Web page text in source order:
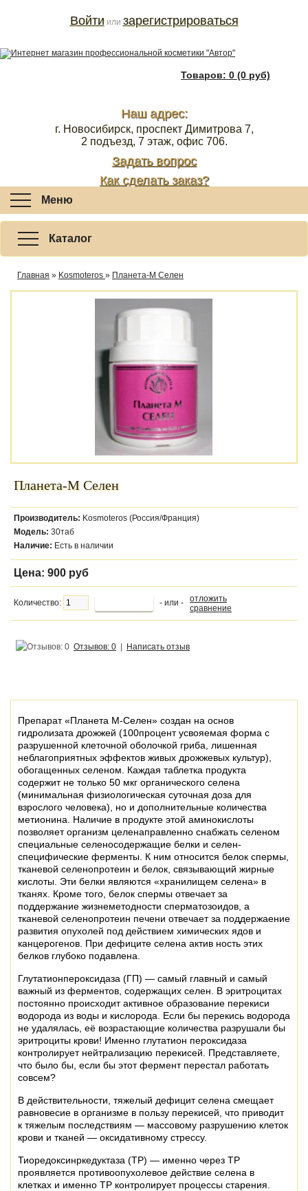
Товаров: 0 (0 руб)
Наш адрес:
г. Новосибирск, проспект Димитрова 7,
2 подъезд, 7 этаж, офис 706.
Задать вопрос
Как сделать заказ?
Войти или зарегистрироваться
Меню
Каталог
Главная » Kosmoteros » Планета-М Селен
Планета-М Селен
Производитель: Kosmoteros (Россия/Франция)
Модель: 30таб
Наличие: Есть в наличии
Цена: 900 руб
Количество: - или -
отложить
сравнение
Отзывов: 0 Написать отзыв
Препарат «Планета М-Селен» создан на основ
гидролизата дрожжей (100процент усвояемая форма с
разрушенной клеточной оболочкой гриба, лишенная
неблагоприятных эффектов живых дрожжевых культур),
обогащенных селеном. Каждая таблетка продукта
содержит не только 50 мкг органического селена
(минимальная физиологическая суточная доза для
взрослого человека), но и дополнительные количества
метионина. Наличие в продукте этой аминокислоты
позволяет организм целенаправленно снабжать селеном
специальные селеносодержащие белки и селен-
специфические ферменты. К ним относится белок спермы,
тканевой селенопротеин и белок, связывающий жирные
кислоты. Эти белки являются «хранилищем селена» в
тканях. Кроме того, белок спермы отвечает за
поддержание жизнеметодности сперматозоидов, а
тканевой селенопротеин печени отвечает за поддержаение
развития опухолей под действием химических ядов и
канцерогенов. При дефиците селена актив ность этих
белков глубоко подавлена.
Глутатионпероксидаза (ГП) — самый главный и самый
важный из ферментов, содержащих селен. В эритроцитах
постоянно происходит активное образование перекиси
водорода из воды и кислорода. Если бы перекись водорода
не удалялась, её возрастающие количества разрушали бы
эритроциты крови! Именно глутатион пероксидаза
контролирует нейтрализацию перекисей. Представляете,
что было бы, если бы этот фермент перестал работать
совсем?
В действительности, тяжелый дефицит селена смещает
равновесие в организме в пользу перекисей, что приводит
к тяжелым последствиям — массовому разрушению клеток
крови и тканей — оксидативному стрессу.
Тиоредоксинркедуктаза (ТР) — именно через ТР
проявляется противоопухолевое действие селена в
клетках и именно ТР контролирует процессы старения.